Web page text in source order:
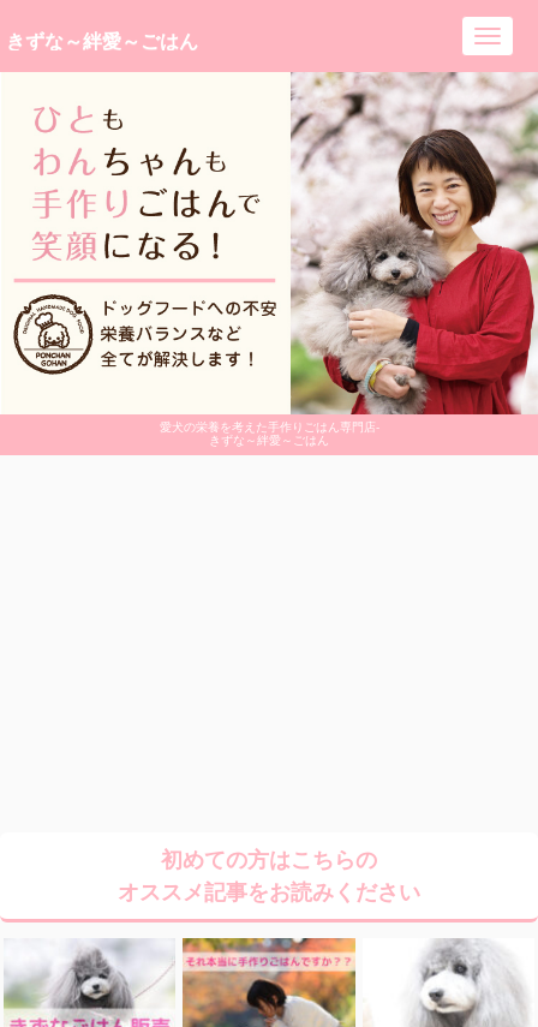
愛犬の栄養を考えた手作りごはん専門店-
きずな～絆愛～ごはん
きずな～絆愛～ごはん
初めての方はこちらの
オススメ記事をお読みください